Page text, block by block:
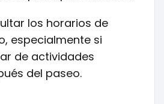
los horarios de
especialmente si
de actividades
del paseo.